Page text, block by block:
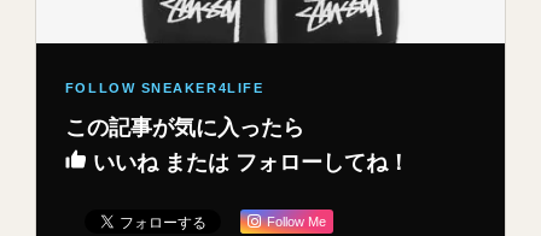
この記事が気に入ったら
いいね または フォローしてね！
Follow Me